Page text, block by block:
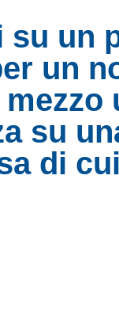
su un
un
su
di